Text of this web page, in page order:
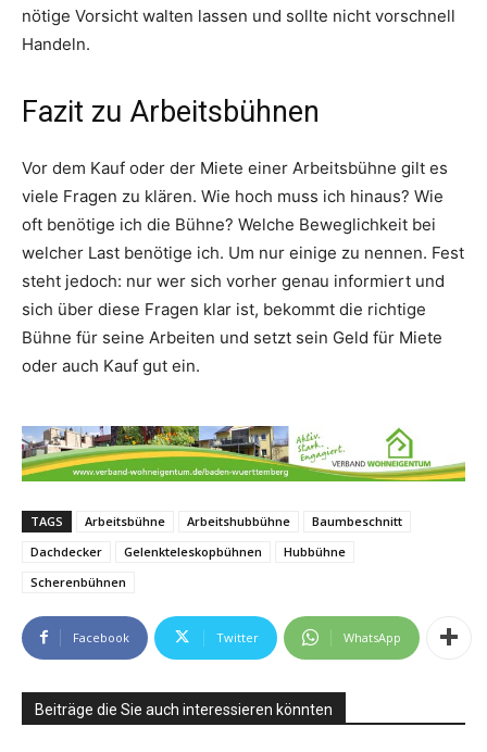
nötige Vorsicht walten lassen und sollte nicht vorschnell
Handeln.
Fazit zu Arbeitsbühnen
Vor dem Kauf oder der Miete einer Arbeitsbühne gilt es
viele Fragen zu klären. Wie hoch muss ich hinaus? Wie
oft benötige ich die Bühne? Welche Beweglichkeit bei
welcher Last benötige ich. Um nur einige zu nennen. Fest
steht jedoch: nur wer sich vorher genau informiert und
sich über diese Fragen klar ist, bekommt die richtige
Bühne für seine Arbeiten und setzt sein Geld für Miete
oder auch Kauf gut ein.
TAGS Arbeitsbühne Arbeitshubbühne
Baumbeschnitt
Dachdecker
Gelenkteleskopbühnen
Hubbühne
Scherenbühnen
Facebook Twitter WhatsApp
Beiträge die Sie auch interessieren könnten